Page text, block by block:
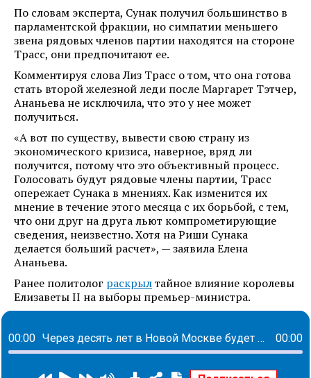
По словам эксперта, Сунак получил большинство в
парламентской фракции, но симпатии меньшего
звена рядовых членов партии находятся на стороне
Трасс, они предпочитают ее.
Комментируя слова Лиз Трасс о том, что она готова
стать второй железной леди после Маргарет Тэтчер,
Ананьева не исключила, что это у нее может
получиться.
«А вот по существу, вывести свою страну из
экономического кризиса, наверное, вряд ли
получится, потому что это объективный процесс.
Голосовать будут рядовые члены партии, Трасс
опережает Сунака в мнениях. Как изменится их
мнение в течение этого месяца с их борьбой, с тем,
что они друг на друга льют компрометирующие
сведения, неизвестно. Хотя на Риши Сунака
делается больший расчет», — заявила Елена
Ананьева.
Ранее политолог раскрылтайное влияние королевы
Елизаветы II на выборы премьер-министра.
00:00 Через десять лет в Новой Москве будет жить 1 миллион человек 00:00